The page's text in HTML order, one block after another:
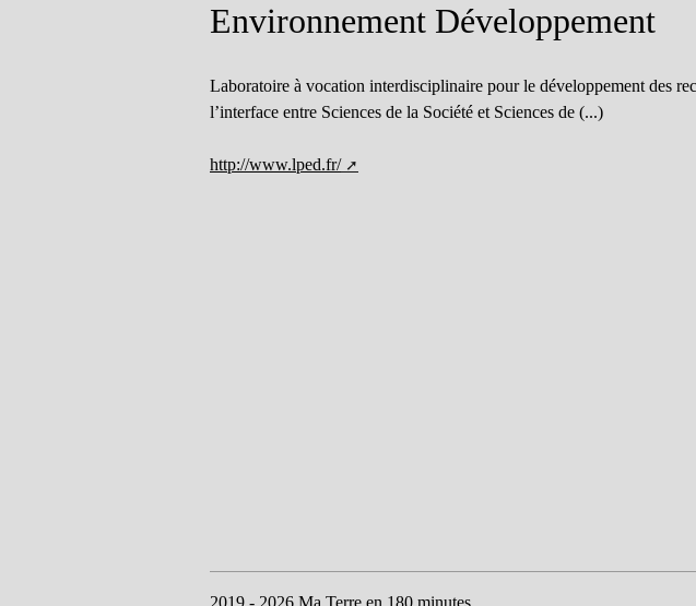
Environnement Développement
Laboratoire à vocation interdisciplinaire pour le développement des
l’interface entre Sciences de la Société et Sciences de (...)
http://www.lped.fr/
2019 - 2026 Ma Terre en 180 minutes